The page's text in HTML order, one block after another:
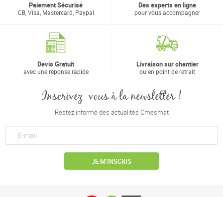
Paiement Sécurisé
CB, Visa, Mastercard, Paypal
Des experts en ligne
pour vous accompagner
Devis Gratuit
avec une réponse rapide
Livraison sur chantier
ou en point de retrait
Inscrivez-vous à la newsletter !
Restez informé des actualités Cmesmat
JE M’INSCRIS